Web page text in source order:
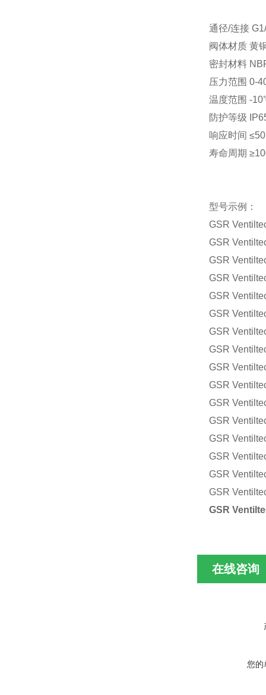
通径/连接
阀体材质 黄
密封材料
压力范围 0-
温度范围 -10
防护等级
响应时间 ≤
寿命周期 ≥
型号示例：
GSR
GSR
GSR
GSR
GSR
GSR
GSR
GSR
GSR
GSR
GSR
GSR
GSR
GSR
GSR
GSR
GSR
在线咨询
您的